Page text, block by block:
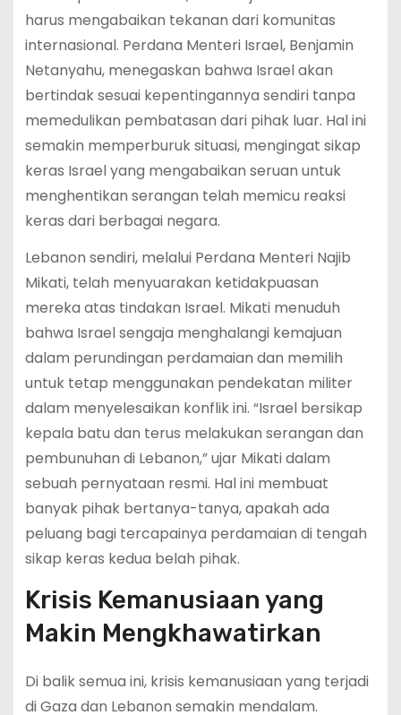
harus mengabaikan tekanan dari komunitas
internasional. Perdana Menteri Israel, Benjamin
Netanyahu, menegaskan bahwa Israel akan
bertindak sesuai kepentingannya sendiri tanpa
memedulikan pembatasan dari pihak luar. Hal ini
semakin memperburuk situasi, mengingat sikap
keras Israel yang mengabaikan seruan untuk
menghentikan serangan telah memicu reaksi
keras dari berbagai negara.
Lebanon sendiri, melalui Perdana Menteri Najib
Mikati, telah menyuarakan ketidakpuasan
mereka atas tindakan Israel. Mikati menuduh
bahwa Israel sengaja menghalangi kemajuan
dalam perundingan perdamaian dan memilih
untuk tetap menggunakan pendekatan militer
dalam menyelesaikan konflik ini. “Israel bersikap
kepala batu dan terus melakukan serangan dan
pembunuhan di Lebanon,” ujar Mikati dalam
sebuah pernyataan resmi. Hal ini membuat
banyak pihak bertanya-tanya, apakah ada
peluang bagi tercapainya perdamaian di tengah
sikap keras kedua belah pihak.
Krisis Kemanusiaan yang
Makin Mengkhawatirkan
Di balik semua ini, krisis kemanusiaan yang terjadi
di Gaza dan Lebanon semakin mendalam.